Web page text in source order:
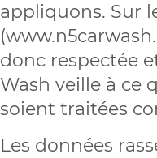
appliquons. Sur
donc respectée
Wash veille à ce
soient traitées
Les données